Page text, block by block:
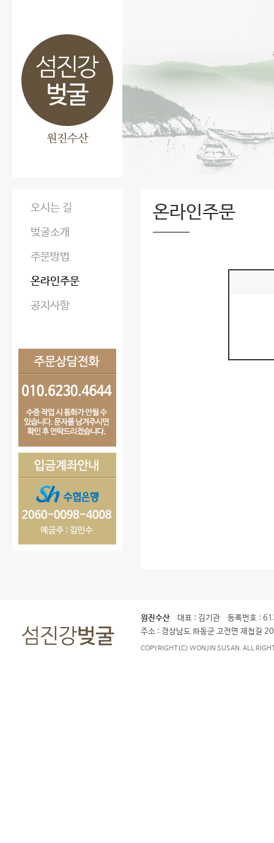
오시는 길
벚굴소개
주문방법
온라인주문
공지사항
온라인주문
원진수산 대표 : 김기관 등록번호 :
주소 : 경상남도 하동군 고전면 재
COPYRIGHT(C) WONJIN SUSAN. ALL